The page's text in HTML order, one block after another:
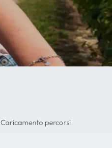
Caricamento percorsi